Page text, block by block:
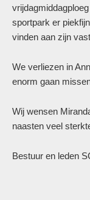
sportpark er
vinden aan zijn
We verliezen in
enorm gaan
Wij wensen
naasten veel
Bestuur en leden